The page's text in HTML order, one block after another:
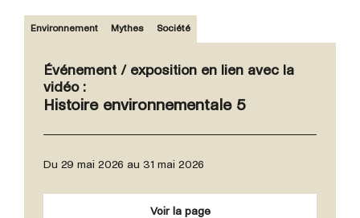
Environnement Mythes Société
Événement / exposition en lien avec la
vidéo :
Histoire environnementale 5
Du 29 mai 2026 au 31 mai 2026
Voir la page